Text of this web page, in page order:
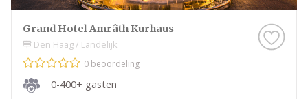
Grand Hotel Amrâth Kurhaus
Den Haag / Landelijk
0 beoordeling
0-400+ gasten